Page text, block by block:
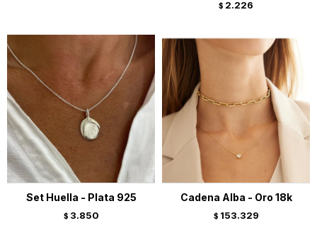
$ 2.226
Set Huella - Plata 925
$ 3.850
Cadena Alba - Oro 18k
$ 153.329